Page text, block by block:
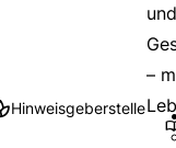
–
Hinweisgeberstelle